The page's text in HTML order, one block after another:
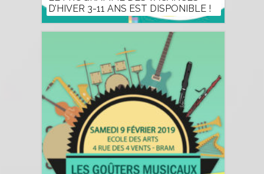
D’HIVER 3-11 ANS EST DISPONIBLE !